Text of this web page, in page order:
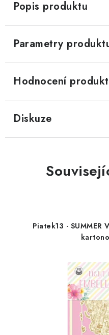
Popis produktu
Parametry
Hodnocení
Diskuze
Piatek13 -